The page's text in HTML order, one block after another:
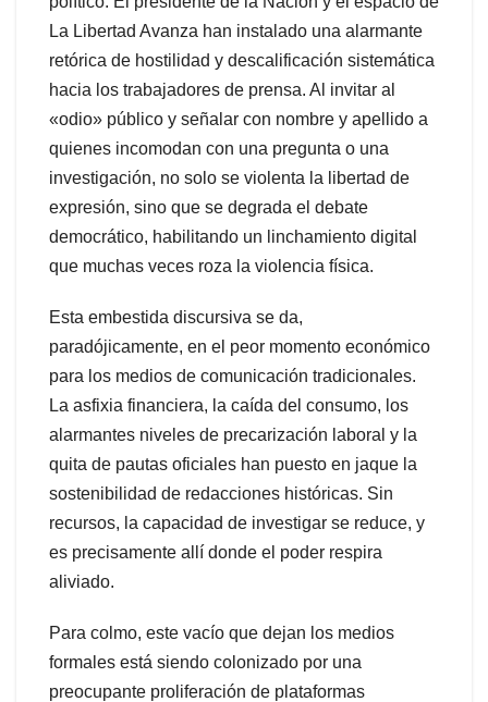
La Libertad Avanza han instalado una alarmante
retórica de hostilidad y descalificación sistemática
hacia los trabajadores de prensa. Al invitar al
«odio» público y señalar con nombre y apellido a
quienes incomodan con una pregunta o una
investigación, no solo se violenta la libertad de
expresión, sino que se degrada el debate
democrático, habilitando un linchamiento digital
que muchas veces roza la violencia física.
Esta embestida discursiva se da,
paradójicamente, en el peor momento económico
para los medios de comunicación tradicionales.
La asfixia financiera, la caída del consumo, los
alarmantes niveles de precarización laboral y la
quita de pautas oficiales han puesto en jaque la
sostenibilidad de redacciones históricas. Sin
recursos, la capacidad de investigar se reduce, y
es precisamente allí donde el poder respira
aliviado.
Para colmo, este vacío que dejan los medios
formales está siendo colonizado por una
preocupante proliferación de plataformas